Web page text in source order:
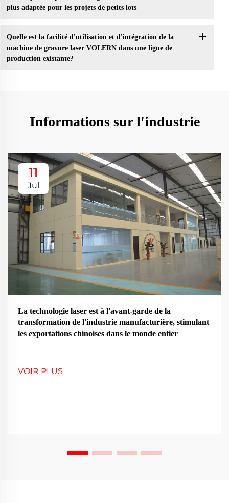
plus adaptée pour les projets de petits lots
Quelle est la facilité d'utilisation et d'intégration de la
machine de gravure laser VOLERN dans une ligne de
production existante?
Informations sur l'industrie
11
Jul
La technologie laser est à l'avant-garde de la
transformation de l'industrie manufacturière, stimulant
les exportations chinoises dans le monde entier
VOIR PLUS